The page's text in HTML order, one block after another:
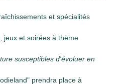
et spécialités
jeux et soirées à thème
susceptibles d'évoluer en
" prendra place à